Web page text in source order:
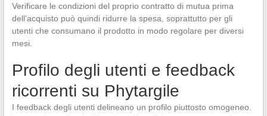
Verificare le condizioni del proprio contratto di mutua prima
dell’acquisto può quindi ridurre la spesa, soprattutto per gli
utenti che consumano il prodotto in modo regolare per diversi
mesi.
Profilo degli utenti e feedback
ricorrenti su Phytargile
I feedback degli utenti delineano un profilo piuttosto omogeneo.